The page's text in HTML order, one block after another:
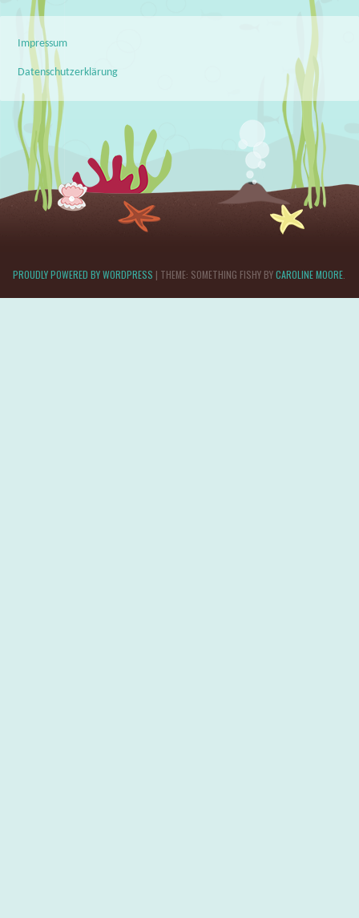
Impressum
Datenschutzerklärung
PROUDLY POWERED BY WORDPRESS | THEME: SOMETHING FISHY BYCAROLINE MOORE